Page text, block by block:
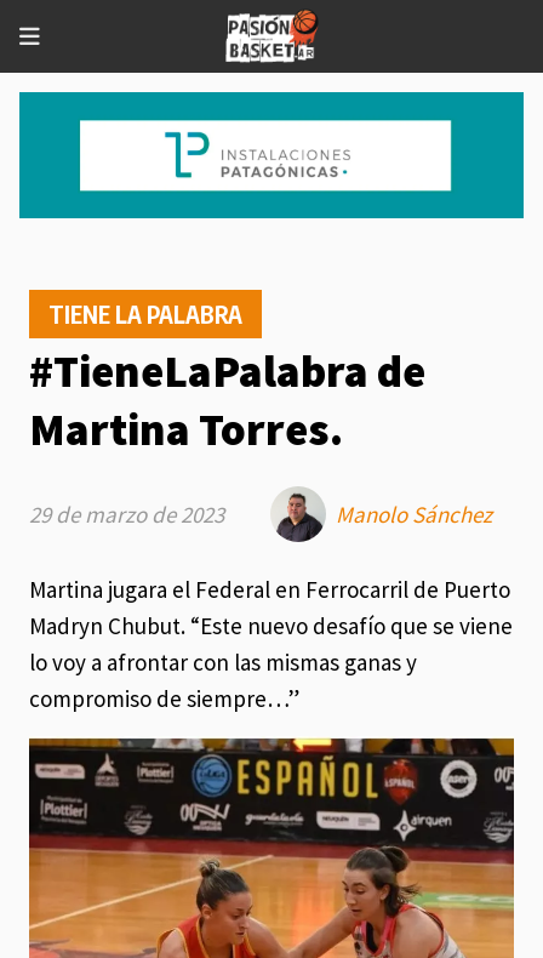
#TieneLaPalabra de
Martina Torres.
Martina jugara el Federal en Ferrocarril de Puerto
Madryn Chubut. “Este nuevo desafío que se viene
lo voy a afrontar con las mismas ganas y
compromiso de siempre…”
TIENE LA PALABRA
29 de marzo de 2023 Manolo Sánchez